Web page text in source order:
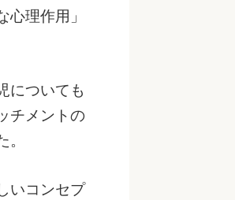
理作用」
についても
チメントの
いコンセプ